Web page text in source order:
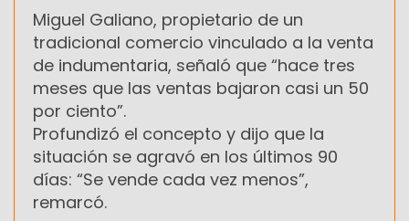
Miguel Galiano, propietario de un
tradicional comercio vinculado a la venta
de indumentaria, señaló que “hace tres
meses que las ventas bajaron casi un 50
por ciento”.
Profundizó el concepto y dijo que la
situación se agravó en los últimos 90
días: “Se vende cada vez menos”,
remarcó.